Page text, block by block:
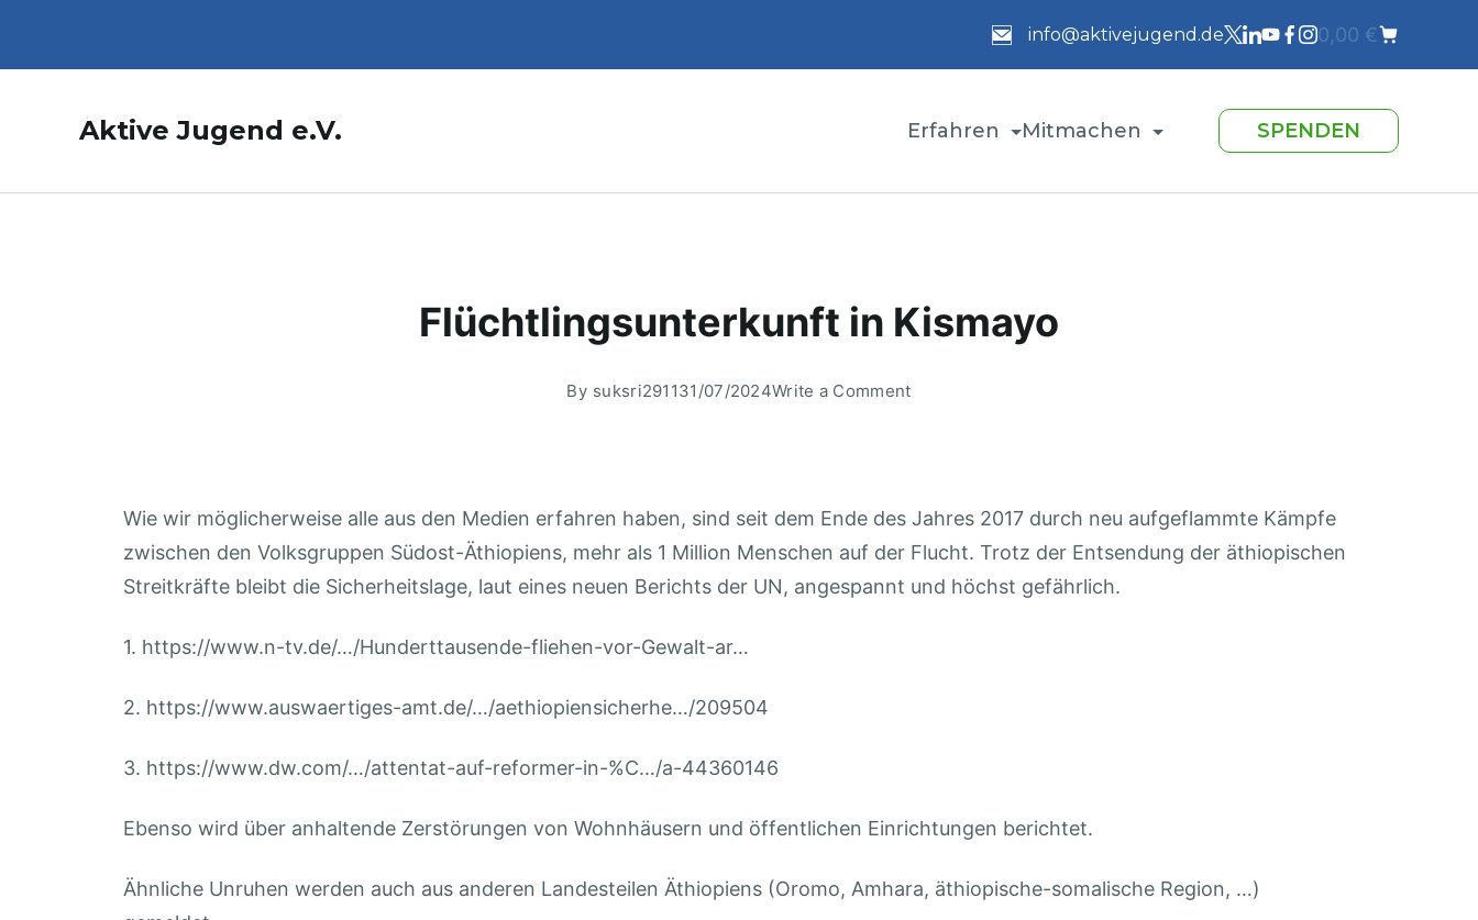
info@aktivejugend.de 0,00 €
Aktive Jugend e.V. Erfahren Mitmachen SPENDEN
Flüchtlingsunterkunft in Kismayo
By suksri291131/07/2024Write a Comment
Wie wir möglicherweise alle aus den Medien erfahren haben, sind seit dem Ende des Jahres 2017 durch neu aufgeflammte Kämpfe
zwischen den Volksgruppen Südost-Äthiopiens, mehr als 1 Million Menschen auf der Flucht. Trotz der Entsendung der äthiopischen
Streitkräfte bleibt die Sicherheitslage, laut eines neuen Berichts der UN, angespannt und höchst gefährlich.
1. https://www.n-tv.de/…/Hunderttausende-fliehen-vor-Gewalt-ar…
2. https://www.auswaertiges-amt.de/…/aethiopiensicherhe…/209504
3. https://www.dw.com/…/attentat-auf-reformer-in-%C…/a-44360146
Ebenso wird über anhaltende Zerstörungen von Wohnhäusern und öffentlichen Einrichtungen berichtet.
Ähnliche Unruhen werden auch aus anderen Landesteilen Äthiopiens (Oromo, Amhara, äthiopische-somalische Region, …)